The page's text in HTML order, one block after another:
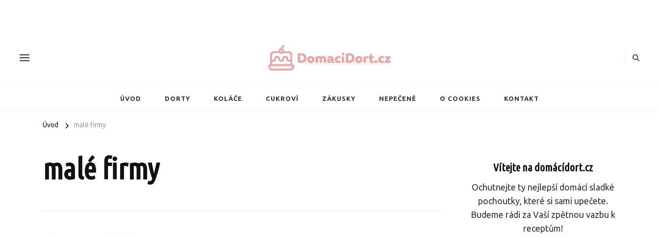
ÚVOD DORTY KOLÁČE CUKROVÍ ZÁKUSKY NEPEČENÉ O COOKIES KONTAKT
Úvod malé firmy
malé firmy Vítejte na domácídort.cz
Ochutnejte ty nejlepší domácí sladké
pochoutky, které si sami upečete.
Budeme rádi za Vaší zpětnou vazbu k
receptům!